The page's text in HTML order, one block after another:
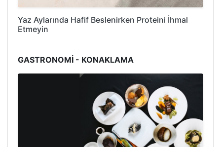
Yaz Aylarında Hafif Beslenirken Proteini İhmal
Etmeyin
GASTRONOMİ - KONAKLAMA